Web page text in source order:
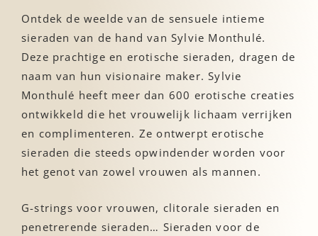
Ontdek de weelde van de sensuele intieme
sieraden van de hand van Sylvie Monthulé.
Deze prachtige en erotische sieraden, dragen de
naam van hun visionaire maker. Sylvie
Monthulé heeft meer dan 600 erotische creaties
ontwikkeld die het vrouwelijk lichaam verrijken
en complimenteren. Ze ontwerpt erotische
sieraden die steeds opwindender worden voor
het genot van zowel vrouwen als mannen.
G-strings voor vrouwen, clitorale sieraden en
penetrerende sieraden… Sieraden voor de